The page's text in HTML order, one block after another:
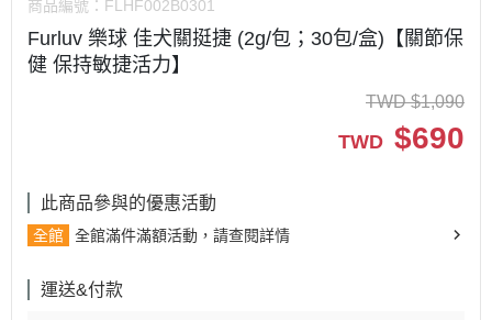
商品編號： FLHF002B0301
Furluv 樂球 佳犬關挺捷 (2g/包；30包/盒)【關節保
健 保持敏捷活力】
TWD $1,090
TWD $690
此商品參與的優惠活動
全館 全館滿件滿額活動，請查閱詳情
運送&付款